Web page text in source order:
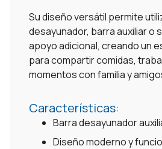
Su diseño versátil permite
desayunador, barra auxiliar o
apoyo adicional, creando un
para compartir comidas,
momentos con familia y
Características:
Barra desayunador
Diseño moderno y